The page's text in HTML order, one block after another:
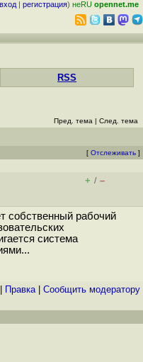
вход | регистрация) неRU opennet.me
RSS
Пред. тема | След. тема
[ Отслеживать ]
+ / –
собственный рабочий
система
Правка| Cообщить модератору